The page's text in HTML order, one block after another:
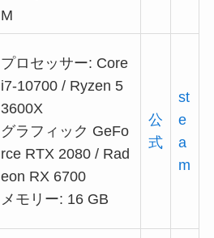
M
プロセッサー: Core
i7-10700 / Ryzen 5
3600X
グラフィック GeFo
rce RTX 2080 / Rad
eon RX 6700
メモリー: 16 GB
公
式
st
e
a
m